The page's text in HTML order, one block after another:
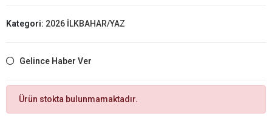
Kategori: 2026 İLKBAHAR/YAZ
Gelince Haber Ver
Ürün stokta bulunmamaktadır.